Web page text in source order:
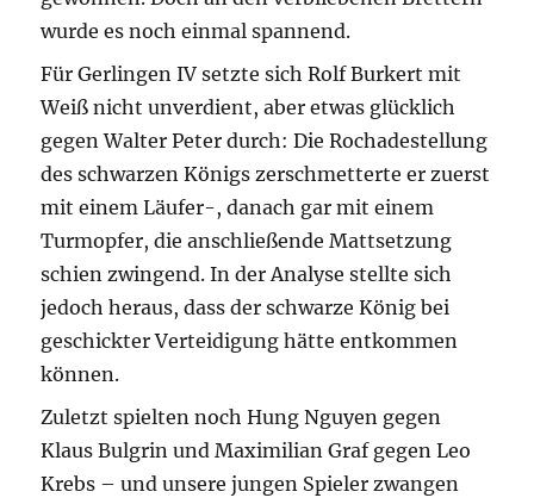
wurde es noch einmal spannend.
Für Gerlingen IV setzte sich Rolf Burkert mit
Weiß nicht unverdient, aber etwas glücklich
gegen Walter Peter durch: Die Rochadestellung
des schwarzen Königs zerschmetterte er zuerst
mit einem Läufer-, danach gar mit einem
Turmopfer, die anschließende Mattsetzung
schien zwingend. In der Analyse stellte sich
jedoch heraus, dass der schwarze König bei
geschickter Verteidigung hätte entkommen
können.
Zuletzt spielten noch Hung Nguyen gegen
Klaus Bulgrin und Maximilian Graf gegen Leo
Krebs – und unsere jungen Spieler zwangen